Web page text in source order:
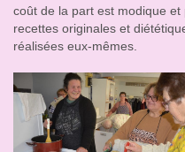
coût de la part est modique
recettes originales et
réalisées eux-mêmes.